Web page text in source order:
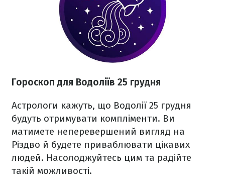
Гороскоп для Водоліїв 25 грудня
Астрологи кажуть, що Водолії 25 грудня
будуть отримувати компліменти. Ви
матимете неперевершений вигляд на
Різдво й будете приваблювати цікавих
людей. Насолоджуйтесь цим та радійте
такій можливості.